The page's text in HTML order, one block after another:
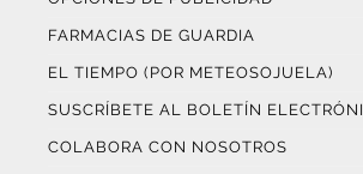
FARMACIAS DE GUARDIA
EL TIEMPO (POR METEOSOJUELA)
SUSCRÍBETE AL BOLETÍN
COLABORA CON NOSOTROS